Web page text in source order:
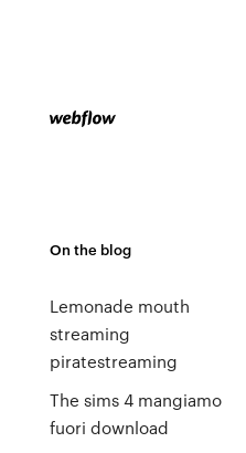
On the blog
Lemonade mouth
streaming
piratestreaming
The sims 4 mangiamo
fuori download